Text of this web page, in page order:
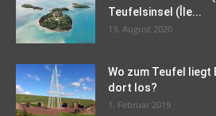
Teufelsinsel (Île...
13. August 2020
Wo zum Teufel liegt
dort los?
1. Februar 2019